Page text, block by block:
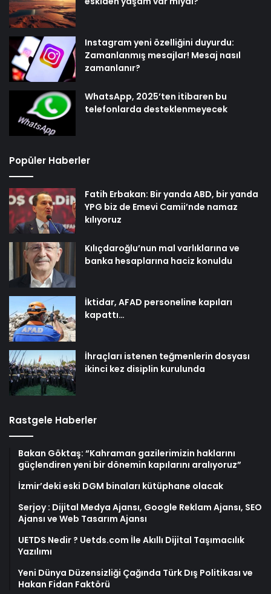
Instagram yeni özelliğini duyurdu:
Zamanlanmış mesajlar! Mesaj nasıl
zamanlanır?
WhatsApp, 2025’ten itibaren bu
telefonlarda desteklenmeyecek
Popüler Haberler
Fatih Erbakan: Bir yanda ABD, bir yanda
YPG biz de Emevi Camii’nde namaz
kılıyoruz
Kılıçdaroğlu’nun mal varlıklarına ve
banka hesaplarına haciz konuldu
İktidar, AFAD personeline kapıları
kapattı…
İhraçları istenen teğmenlerin dosyası
ikinci kez disiplin kurulunda
Rastgele Haberler
Bakan Göktaş: “Kahraman gazilerimizin haklarını
güçlendiren yeni bir dönemin kapılarını aralıyoruz”
İzmir’deki eski DGM binaları kütüphane olacak
Serjoy : Dijital Medya Ajansı, Google Reklam Ajansı, SEO
Ajansı ve Web Tasarım Ajansı
UETDS Nedir ? Uetds.com İle Akıllı Dijital Taşımacılık
Yazılımı
Yeni Dünya Düzensizliği Çağında Türk Dış Politikası ve
Hakan Fidan Faktörü